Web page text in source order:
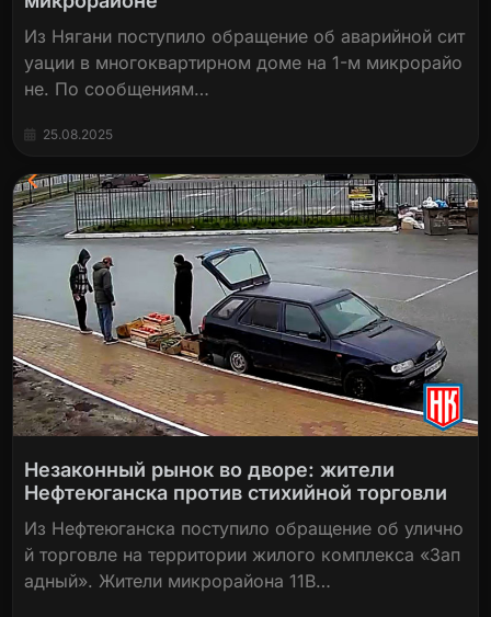
Из Нягани поступило обращение об аварийной сит
уации в многоквартирном доме на 1-м микрорайо
не. По сообщениям…
25.08.2025
Незаконный рынок во дворе: жители
Нефтеюганска против стихийной торговли
Из Нефтеюганска поступило обращение об улично
й торговле на территории жилого комплекса «Зап
адный». Жители микрорайона 11В…